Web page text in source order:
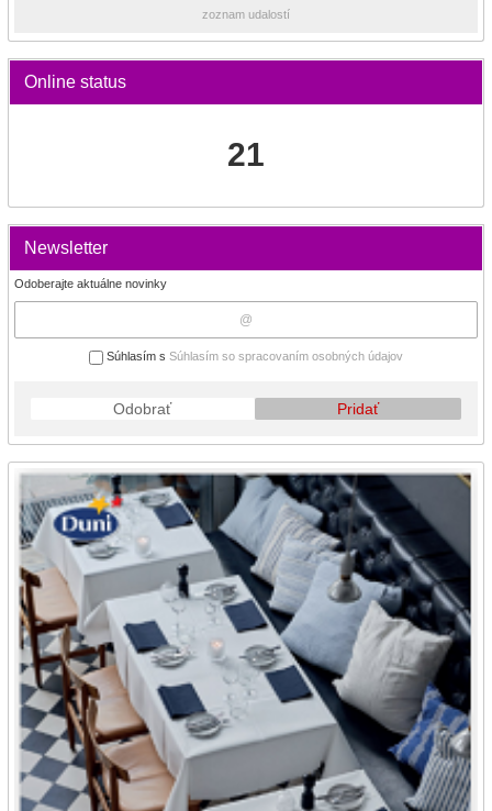
zoznam udalostí
Online status
21
Newsletter
Odoberajte aktuálne novinky
Súhlasím s Súhlasím so spracovaním osobných údajov
Odobrať Pridať